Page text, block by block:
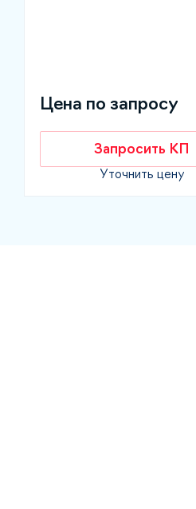
Цена по запросу
Запросить КП
Уточнить цену